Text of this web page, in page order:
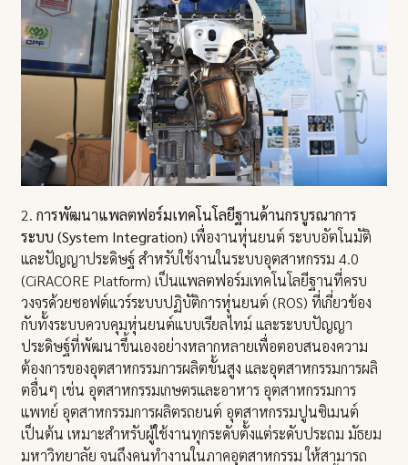
2.การพัฒนาแพลตฟอร์มเทคโนโลยีฐานด้านกรบูรณาการ
ระบบ (System Integration) เพื่องานหุ่นยนต์ ระบบอัตโนมัติ
และปัญญาประดิษฐ์ สำหรับใช้งานในระบบอุตสาหกรรม 4.0
(CiRACORE Platform) เป็นแพลตฟอร์มเทคโนโลยีฐานที่ครบ
วงจรด้วยซอฟต์แวร์ระบบปฏิบัติการหุ่นยนต์ (ROS) ที่เกี่ยวข้อง
กับทั้งระบบควบคุมหุ่นยนต์แบบเรียลไทม์ และระบบปัญญา
ประดิษฐ์ที่พัฒนาขึ้นเองอย่างหลากหลายเพื่อตอบสนองความ
ต้องการของอุตสาหกรรมการผลิตขั้นสูง และอุตสาหกรรมการผลิ
ตอื่นๆ เช่น อุตสาหกรรมเกษตรและอาหาร อุตสาหกรรมการ
แพทย์ อุตสาหกรรมการผลิตรถยนต์ อุตสาหกรรมปูนซิเมนต์
เป็นต้น เหมาะสำหรับผู้ใช้งานทุกระดับตั้งแต่ระดับประถม มัธยม
มหาวิทยาลัย จนถึงคนทำงานในภาคอุตสาหกรรม ให้สามารถ